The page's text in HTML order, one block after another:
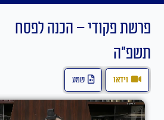
פרשת פקודי – הכנה לפסח
תשפ"ה
וידאו שמע